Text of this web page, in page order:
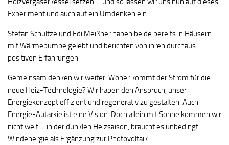
Experiment und auch auf ein Umdenken ein.
Stefan Schultze und Edi Meißner haben beide bereits in Häusern
mit Wärmepumpe gelebt und berichten von ihren durchaus
positiven Erfahrungen.
Gemeinsam denken wir weiter: Woher kommt der Strom für die
neue Heiz-Technologie? Wir haben den Anspruch, unser
Energiekonzept effizient und regenerativ zu gestalten. Auch
Energie-Autarkie ist eine Vision. Doch allein mit Sonne kommen wir
nicht weit – in der dunklen Heizsaison, braucht es unbedingt
Windenergie als Ergänzung zur Photovoltaik.